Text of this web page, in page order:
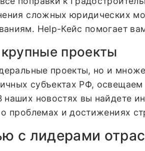
сложных юридических
Help-Кейс помогает
проекты
проекты, но и
субъектах РФ,
новостях вы найдете
проблемах и достижениях
с лидерами